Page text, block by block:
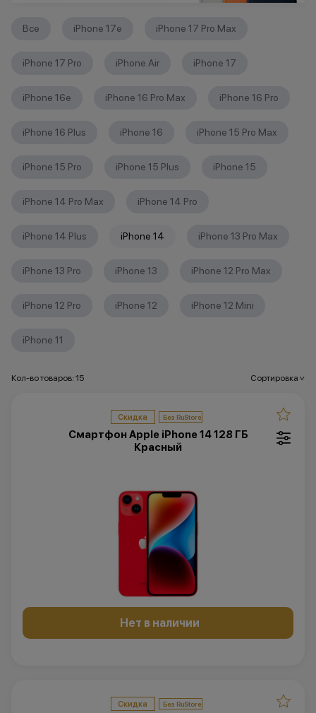
Все iPhone 17e iPhone 17 Pro Max
iPhone 17 Pro iPhone Air iPhone 17
iPhone 16е iPhone 16 Pro Max iPhone 16 Pro
iPhone 16 Plus iPhone 16 iPhone 15 Pro Max
iPhone 15 Pro iPhone 15 Plus iPhone 15
iPhone 14 Pro Max iPhone 14 Pro
iPhone 14 Plus iPhone 14 iPhone 13 Pro Max
iPhone 13 Pro iPhone 13 iPhone 12 Pro Max
iPhone 12 Pro iPhone 12 iPhone 12 Mini
iPhone 11
Кол-во товаров: 15 Сортировка>
Скидка
Смартфон Apple iPhone 14 128 ГБ
Красный
Нет в наличии
Скидка